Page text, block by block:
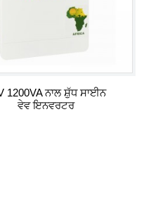
1200VA ਨਾਲ ਸ਼ੁੱਧ ਸਾਈਨ
ਵੇਵ ਇਨਵਰਟਰ